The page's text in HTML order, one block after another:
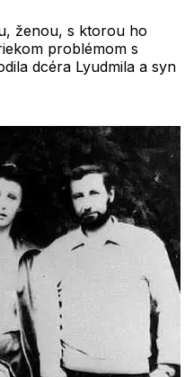
ženou, s ktorou ho
problémom s
dcéra Lyudmila a syn